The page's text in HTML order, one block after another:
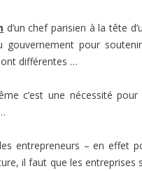
d’un chef parisien à la tête
pour
différentes …
c’est une nécessité
entrepreneurs – en effet
il faut que les